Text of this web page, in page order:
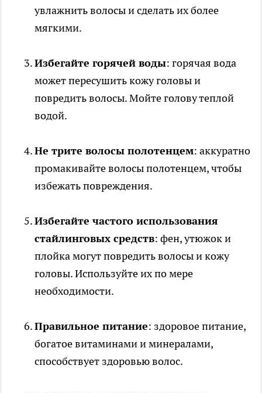
увлажнить волосы и сделать их более
мягкими.
Избегайте горячей воды: горячая вода
может пересушить кожу головы и
повредить волосы. Мойте голову теплой
водой.
Не трите волосы полотенцем: аккуратно
промакивайте волосы полотенцем, чтобы
избежать повреждения.
Избегайте частого использования
стайлинговых средств: фен, утюжок и
плойка могут повредить волосы и кожу
головы. Используйте их по мере
необходимости.
Правильное питание: здоровое питание,
богатое витаминами и минералами,
способствует здоровью волос.